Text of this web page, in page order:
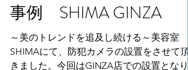
Mireteru編集部
2019年8月6日
防犯カメラ美容室｜導入